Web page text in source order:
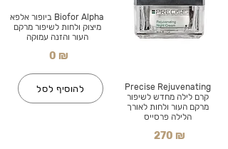
Biofor Alpha ביופור אלפא
מיצוק ולחות לשיפור מרקם
העור והזנה עמוקה
0 ₪
להוסיף לסל
Precise Rejuvenating
קרם לילה מחדש לשיפור
מרקם העור ולחות לאורך
הלילה פרסייס
270 ₪